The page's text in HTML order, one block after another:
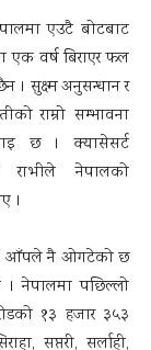
एउटै बोटबाट
एक वर्ष बिराएर फल
। सुक्ष्म अनुसन्धान र
राम्रो सम्भावना
छ । क्यासेसर्ट
राभीले नेपालको
।
आँपले नै ओगटेको छ
नेपालमा पछिल्लो
१३ हजार ३५३
सप्तरी, सर्लाही,